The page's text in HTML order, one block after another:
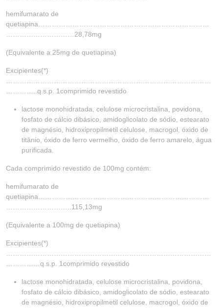
hemifumarato de
quetiapina…………………………………………………………………
…………………………28,78mg
(Equivalente a 25mg de quetiapina)
Excipientes(*)
…………..q.s.p. 1comprimido revestido
lactose monohidratada, celulose microcristalina, povidona,
fosfato de cálcio dibásico, amidoglicolato de sódio, estearato
de magnésio, hidroxipropilmetil celulose, macrogol, óxido de
titânio, óxido de ferro vermelho, óxido de ferro amarelo, água
purificada.
Cada comprimido revestido de 100mg contém:
hemifumarato de
quetiapina…………………………………………………………………
………………………..115,13mg
(Equivalente a 100mg de quetiapina)
Excipientes(*)
……………q.s.p. 1comprimido revestido
lactose monohidratada, celulose microcristalina, povidona,
fosfato de cálcio dibásico, amidoglicolato de sódio, estearato
de magnésio, hidroxipropilmetil celulose, macrogol, óxido de